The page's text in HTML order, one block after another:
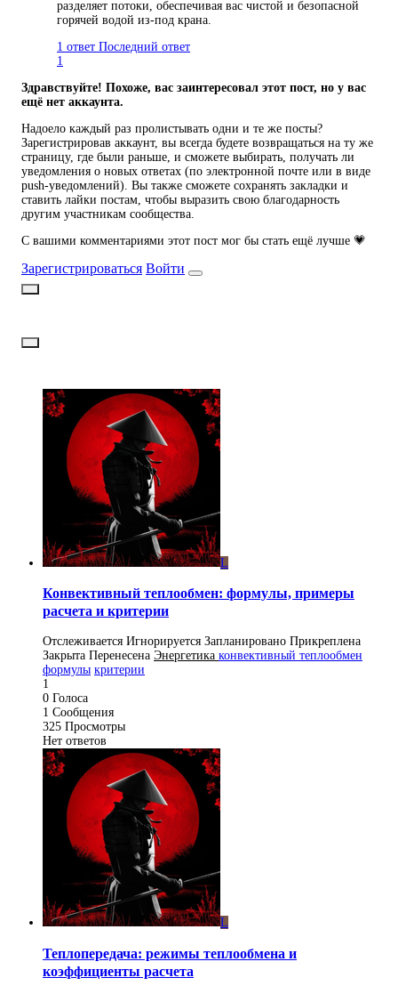
разделяет потоки, обеспечивая вас чистой и безопасной
горячей водой из-под крана.
1 ответ Последний ответ
1
Здравствуйте! Похоже, вас заинтересовал этот пост, но у вас
ещё нет аккаунта.
Надоело каждый раз пролистывать одни и те же посты?
Зарегистрировав аккаунт, вы всегда будете возвращаться на ту же
страницу, где были раньше, и сможете выбирать, получать ли
уведомления о новых ответах (по электронной почте или в виде
push-уведомлений). Вы также сможете сохранять закладки и
ставить лайки постам, чтобы выразить свою благодарность
другим участникам сообщества.
С вашими комментариями этот пост мог бы стать ещё лучше 💗
Зарегистрироваться Войти
L
Конвективный теплообмен: формулы, примеры
расчета и критерии
Отслеживается Игнорируется Запланировано Прикреплена
Закрыта Перенесена Энергетика конвективный теплообмен
формулы критерии
1
0 Голоса
1 Сообщения
325 Просмотры
Нет ответов
L
Теплопередача: режимы теплообмена и
коэффициенты расчета